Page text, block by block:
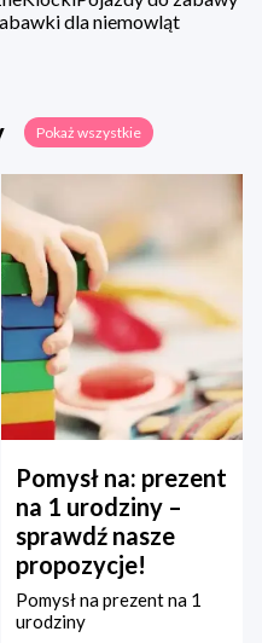
dla niemowląt
Pokaż wszystkie
Pomysł na: prezent
na 1 urodziny –
sprawdź nasze
propozycje!
Pomysł na prezent na 1
urodziny